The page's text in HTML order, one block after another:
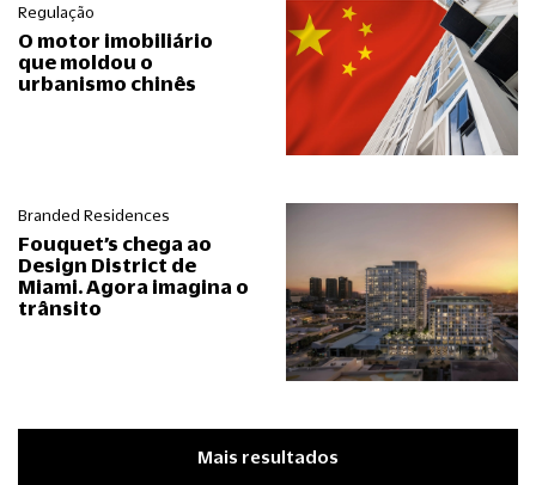
Regulação
O motor imobiliário
que moldou o
urbanismo chinês
Branded Residences
Fouquet’s chega ao
Design District de
Miami. Agora imagina o
trânsito
Mais resultados